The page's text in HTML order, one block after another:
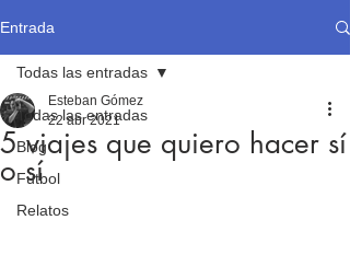
Entrada
Todas las entradas
Blog
Fútbol
Relatos
Todas las entradas
5 viajes que quiero hacer sí
o sí
Esteban Gómez
22 abr 2021